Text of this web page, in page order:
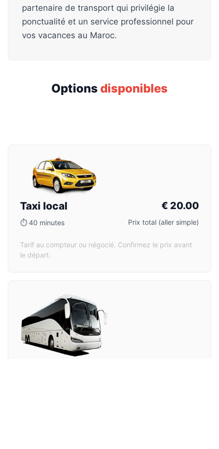
partenaire de transport qui privilégie la
ponctualité et un service professionnel pour
vos vacances au Maroc.
Options disponibles
Taxi local
⏱40 minutes
€ 20.00
Prix total (aller simple)
Tarif au compteur ou négocié. Confirmez le prix avant
le départ.